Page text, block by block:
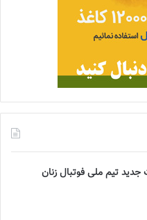
تيم ملى فوتبال زنان